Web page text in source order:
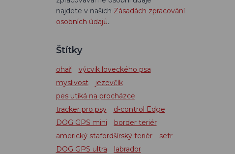
najdete v našich Zásadách zpracování
osobních údajů.
Štítky
ohař
výcvik loveckého psa
myslivost
jezevčík
pes utíká na procházce
tracker pro psy
d-control Edge
DOG GPS mini
border teriér
americký stafordšírský teriér
setr
DOG GPS ultra
labrador